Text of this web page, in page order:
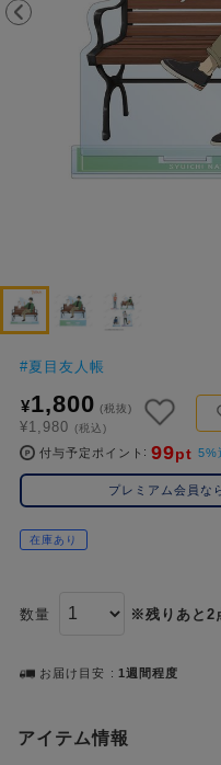
colleize B
OX
ー
ワ
ド
1位 #ハイキュー!!
2位 #ポケットモンスター（ポケモン）
#初音ミク シリーズ
5位 #呪
#夏目友人帳
¥1,800 (税抜)
¥1,980 (税込)
付与予定ポイント 99pt 5%
プレミアム会員な
在庫あり
数量 ※残りあと2
お届け目安 1週間程度
アイテム情報